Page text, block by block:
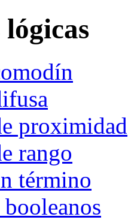
proximidad
rango
término